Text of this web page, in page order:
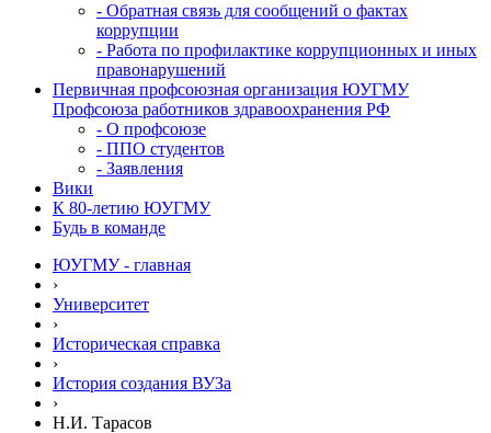
- Обратная связь для сообщений о фактах
коррупции
- Работа по профилактике коррупционных и иных
правонарушений
Первичная профсоюзная организация ЮУГМУ
Профсоюза работников здравоохранения РФ
- О профсоюзе
- ППО студентов
- Заявления
Вики
К 80-летию ЮУГМУ
Будь в команде
ЮУГМУ - главная
›
Университет
›
Историческая справка
›
История создания ВУЗа
›
Н.И. Тарасов